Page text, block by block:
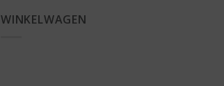
WINKELWAGEN